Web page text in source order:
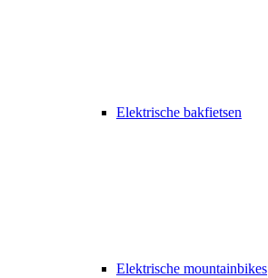
Elektrische bakfietsen
Elektrische mountainbikes